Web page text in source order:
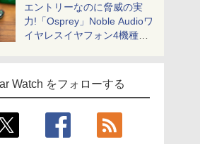
エントリーなのに脅威の実
力!「Osprey」Noble Audioワ
イヤレスイヤフォン4機種を
Watch をフォローする